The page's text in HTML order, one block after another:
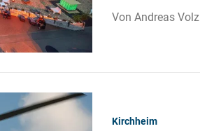
Andreas Volz
Kirchheim